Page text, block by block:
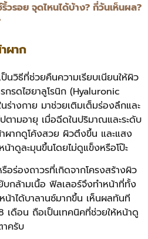
วรอย จุดไหนได้บ้าง? กี่วันเห็นผล?
ผาก
นวิธีที่ช่วยคืนความเรียบเนียนให้ผิว
กรดไฮยาลูโรนิก (Hyaluronic
ร่างกาย มาช่วยเติมเต็มร่องลึกและ
ามอายุ เมื่อฉีดในปริมาณและระดับ
ผากดูโค้งสวย ผิวตึงขึ้น และแสง
าดูละมุนขึ้นโดยไม่ดูแข็งหรือโป๊ะ
อร่องถาวรที่เกิดจากโครงสร้างผิว
บกล้ามเนื้อ ฟิลเลอร์จึงทำหน้าที่ทั้ง
น้าได้บาลานซ์มากขึ้น เห็นผลทันที
เดือน ถือเป็นเทคนิคที่ช่วยให้หน้าดู
ครับ